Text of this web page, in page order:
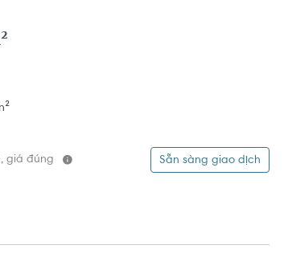
giá đúng Sẵn sàng giao dịch